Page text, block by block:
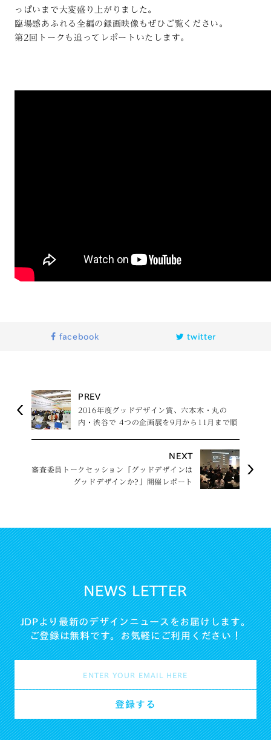
っぱいまで大変盛り上がりました。
臨場感あふれる全編の録画映像もぜひご覧ください。
第2回トークも追ってレポートいたします。
facebook twitter
PREV
2016年度グッドデザイン賞、六本木・丸の
内・渋谷で 4つの企画展を9月から11月まで順
NEXT
審査委員トークセッション「グッドデザインは
グッドデザインか?」開催レポート
NEWS LETTER
JDPより最新のデザインニュースをお届けします。
ご登録は無料です。お気軽にご利用ください！